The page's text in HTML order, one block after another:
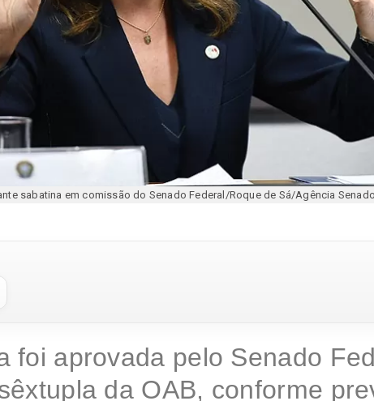
sabatina em comissão do Senado Federal/Roque de Sá/Agência Senado
foi aprovada pelo Senado
da OAB, conforme